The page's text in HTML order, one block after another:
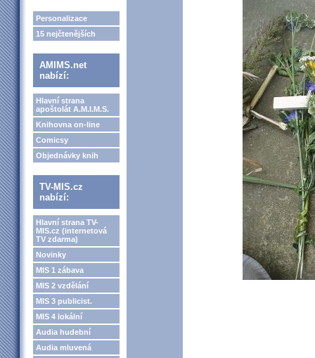
Personalizace
15 nejčtenějších
AMIMS.net
nabízí:
Hlavní strana
apoštolát A.M.I.M.S.
Knihovna on-line
Comicsy
Objednávky knih
TV-MIS.cz
nabízí:
Hlavní strana TV-
MIS.cz (internetová
TV zdarma)
Novinky
MIS 1 zábava
MIS 2 vzdělání
MIS 3 publicist.
MIS 4 lokální
Audia hudební
Audia mluvená